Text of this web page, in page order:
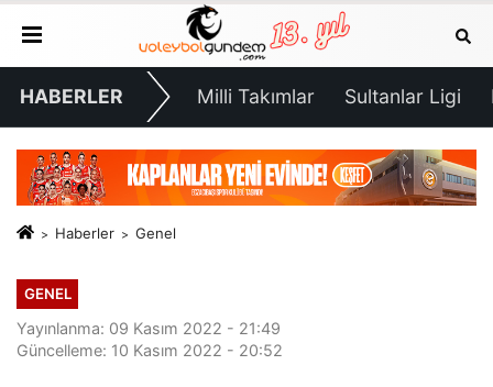
HABERLER Milli Takımlar Sultanlar Ligi
Haberler Genel
GENEL
Yayınlanma: 09 Kasım 2022 - 21:49
Güncelleme: 10 Kasım 2022 - 20:52